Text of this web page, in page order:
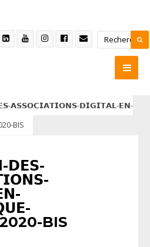
𝗔𝗦𝗦𝗢𝗖𝗜𝗔𝗧𝗜𝗢𝗡𝗦-𝗗𝗜𝗚𝗜𝗧𝗔𝗟-𝗘𝗡-
BIS
𝗗𝗘𝗦-
BIS